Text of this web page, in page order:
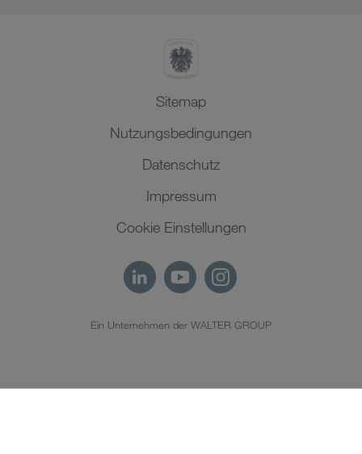
Sitemap
Nutzungsbedingungen
Datenschutz
Impressum
Cookie Einstellungen
Ein Unternehmen der WALTER GROUP